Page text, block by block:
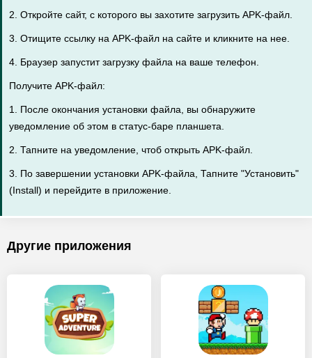
2. Откройте сайт, с которого вы захотите загрузить APK-файл.
3. Отищите ссылку на APK-файл на сайте и кликните на нее.
4. Браузер запустит загрузку файла на ваше телефон.
Получите APK-файл:
1. После окончания установки файла, вы обнаружите
уведомление об этом в статус-баре планшета.
2. Тапните на уведомление, чтоб открыть APK-файл.
3. По завершении установки APK-файла, Тапните "Установить"
(Install) и перейдите в приложение.
Другие приложения